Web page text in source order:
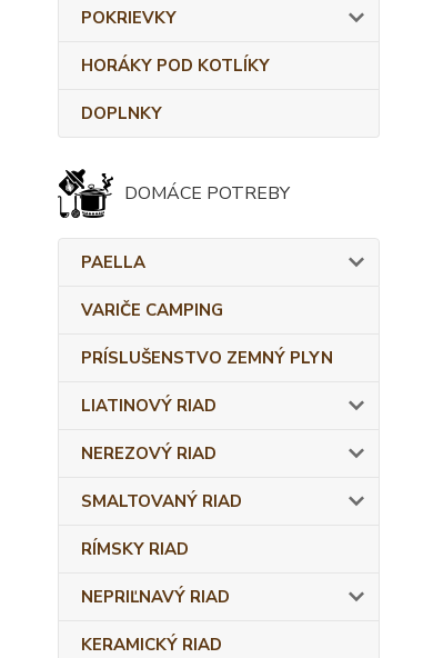
POKRIEVKY
HORÁKY POD KOTLÍKY
DOPLNKY
DOMÁCE POTREBY
PAELLA
VARIČE CAMPING
PRÍSLUŠENSTVO ZEMNÝ PLYN
LIATINOVÝ RIAD
NEREZOVÝ RIAD
SMALTOVANÝ RIAD
RÍMSKY RIAD
NEPRIĽNAVÝ RIAD
KERAMICKÝ RIAD